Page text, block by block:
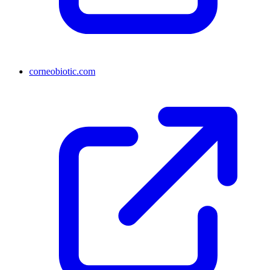
corneobiotic.com